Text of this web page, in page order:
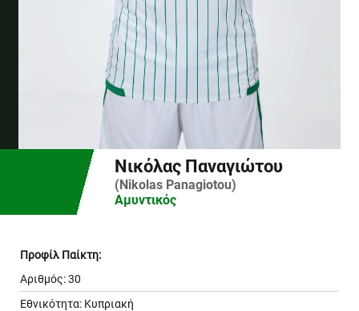
Νικόλας Παναγιώτου
(Nikolas Panagiotou)
Αμυντικός
Προφίλ Παίκτη:
Αριθμός: 30
Εθνικότητα: Κυπριακή